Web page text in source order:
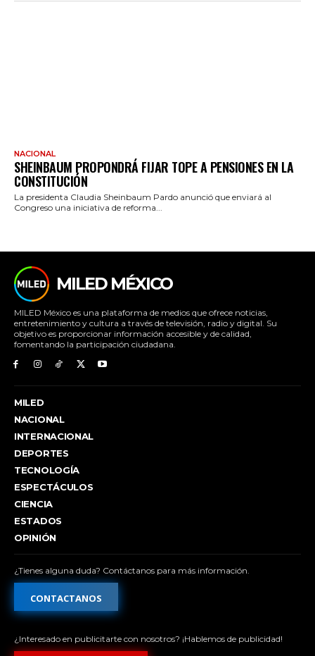
NACIONAL
SHEINBAUM PROPONDRÁ FIJAR TOPE A PENSIONES EN LA
CONSTITUCIÓN
La presidenta Claudia Sheinbaum Pardo anunció que enviará al
Congreso una iniciativa de reforma...
MILED MÉXICO
MILED México es una plataforma de medios que ofrece noticias,
entretenimiento y cultura a través de televisión, radio y digital. Su
objetivo es proporcionar información accesible y de calidad,
fomentando la participación ciudadana.
MILED
NACIONAL
INTERNACIONAL
DEPORTES
TECNOLOGÍA
ESPECTÁCULOS
CIENCIA
ESTADOS
OPINIÓN
¿Tienes alguna duda? Contáctanos para más información.
CONTACTANOS
¿Interesado en publicitarte con nosotros? ¡Hablemos de publicidad!